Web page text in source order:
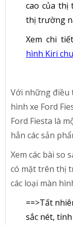
cao của thị
thị trường
Xem chi tiết
hình Kiri
Với những điều
hình xe Ford
Ford Fiesta là
hẳn các sản
Xem các bài so
có mặt trên thị
các loại màn
==>Tất
sắc nét,